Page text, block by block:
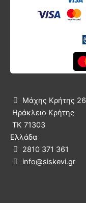

Μάχης Κρήτης 26
Ηράκλειο Κρήτης
ΤΚ 71303
Ελλάδα
 2810 371 361
 info@siskevi.gr